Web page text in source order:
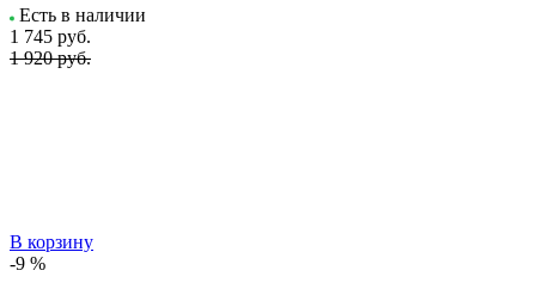
Есть в наличии
1 745 руб.
1 920 руб.
В корзину
-9 %